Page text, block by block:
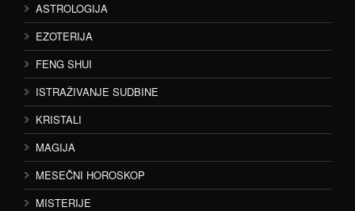
ASTROLOGIJA
EZOTERIJA
FENG SHUI
ISTRAŽIVANJE SUDBINE
KRISTALI
MAGIJA
MESEČNI HOROSKOP
MISTERIJE